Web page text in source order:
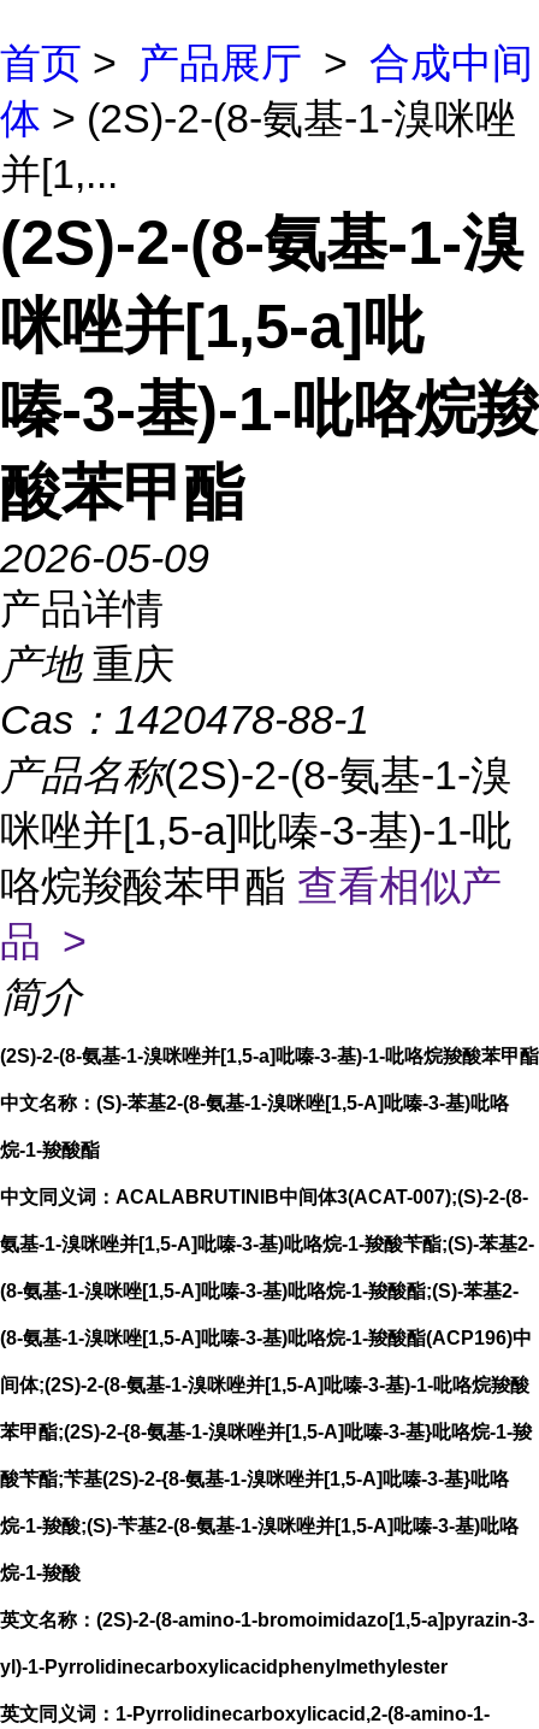
首页 > 产品展厅 > 合成中间
体 > (2S)-2-(8-氨基-1-溴咪唑
并[1,...
(2S)-2-(8-氨基-1-溴
咪唑并[1,5-a]吡
嗪-3-基)-1-吡咯烷羧
酸苯甲酯
2026-05-09
产品详情
产地 重庆
Cas： 1420478-88-1
产品名称(2S)-2-(8-氨基-1-溴
咪唑并[1,5-a]吡嗪-3-基)-1-吡
咯烷羧酸苯甲酯 查看相似产
品 >
简介
(2S)-2-(8-氨基-1-溴咪唑并[1,5-a]吡嗪-3-基)-1-吡咯烷羧酸苯甲酯
中文名称：(S)-苯基2-(8-氨基-1-溴咪唑[1,5-A]吡嗪-3-基)吡咯
烷-1-羧酸酯
中文同义词：ACALABRUTINIB中间体3(ACAT-007);(S)-2-(8-
氨基-1-溴咪唑并[1,5-A]吡嗪-3-基)吡咯烷-1-羧酸苄酯;(S)-苯基2-
(8-氨基-1-溴咪唑[1,5-A]吡嗪-3-基)吡咯烷-1-羧酸酯;(S)-苯基2-
(8-氨基-1-溴咪唑[1,5-A]吡嗪-3-基)吡咯烷-1-羧酸酯(ACP196)中
间体;(2S)-2-(8-氨基-1-溴咪唑并[1,5-A]吡嗪-3-基)-1-吡咯烷羧酸
苯甲酯;(2S)-2-{8-氨基-1-溴咪唑并[1,5-A]吡嗪-3-基}吡咯烷-1-羧
酸苄酯;苄基(2S)-2-{8-氨基-1-溴咪唑并[1,5-A]吡嗪-3-基}吡咯
烷-1-羧酸;(S)-苄基2-(8-氨基-1-溴咪唑并[1,5-A]吡嗪-3-基)吡咯
烷-1-羧酸
英文名称：(2S)-2-(8-amino-1-bromoimidazo[1,5-a]pyrazin-3-
yl)-1-Pyrrolidinecarboxylicacidphenylmethylester
英文同义词：1-Pyrrolidinecarboxylicacid,2-(8-amino-1-